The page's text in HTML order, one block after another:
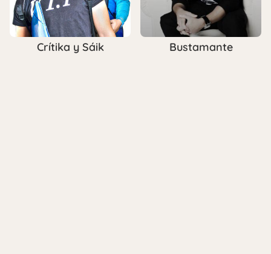
Crítika y Sáik Bustamante